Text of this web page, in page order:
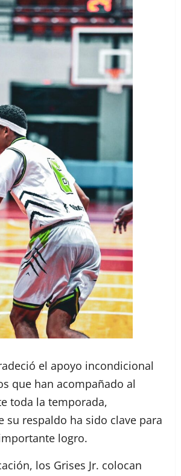
el apoyo incondicional
que han acompañado al
toda la temporada,
su respaldo ha sido clave para
logro.
los Grises Jr. colocan